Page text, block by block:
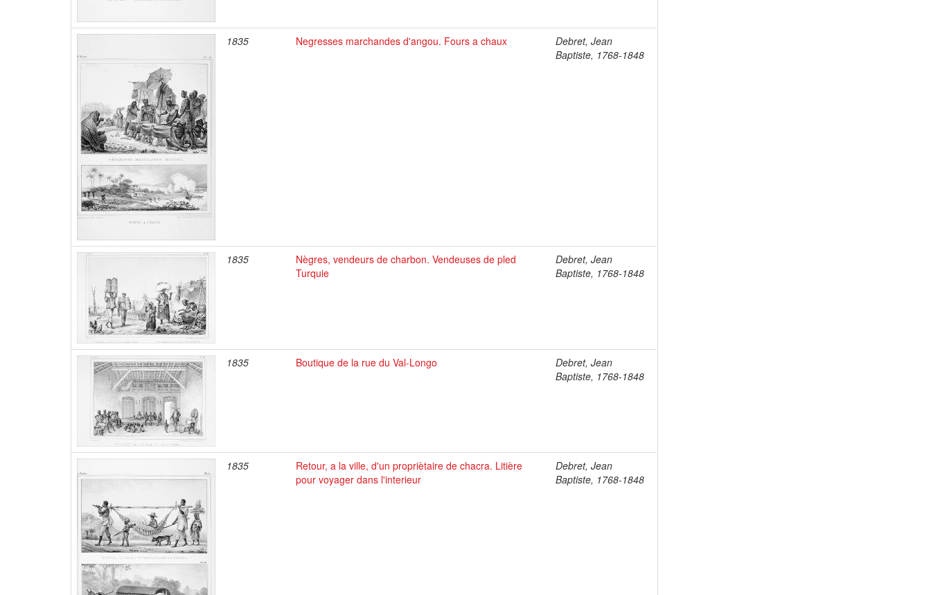
1835 Negresses marchandes d'angou. Fours a chaux
Debret, Jean
Baptiste, 1768-1848
1835
Nègres, vendeurs de charbon. Vendeuses de pled
Turquie
Debret, Jean
Baptiste, 1768-1848
1835 Boutique de la rue du Val-Longo
Debret, Jean
Baptiste, 1768-1848
1835
Retour, a la ville, d'un propriètaire de chacra. Litière
pour voyager dans l'interieur
Debret, Jean
Baptiste, 1768-1848